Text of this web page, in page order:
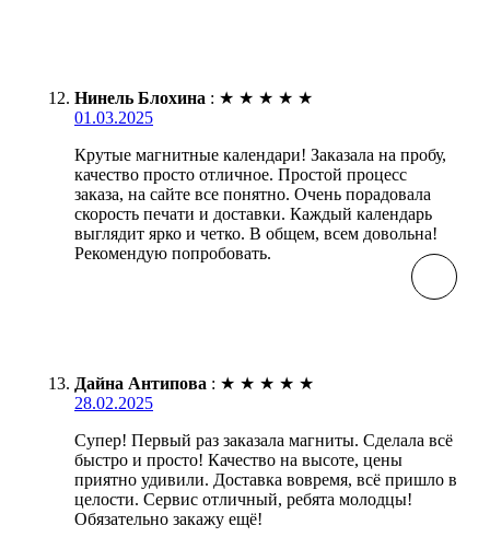
Нинель Блохина : ★ ★ ★ ★ ★
01.03.2025
Крутые магнитные календари! Заказала на пробу,
качество просто отличное. Простой процесс
заказа, на сайте все понятно. Очень порадовала
скорость печати и доставки. Каждый календарь
выглядит ярко и четко. В общем, всем довольна!
Рекомендую попробовать.
Дайна Антипова : ★ ★ ★ ★ ★
28.02.2025
Супер! Первый раз заказала магниты. Сделала всё
быстро и просто! Качество на высоте, цены
приятно удивили. Доставка вовремя, всё пришло в
целости. Сервис отличный, ребята молодцы!
Обязательно закажу ещё!